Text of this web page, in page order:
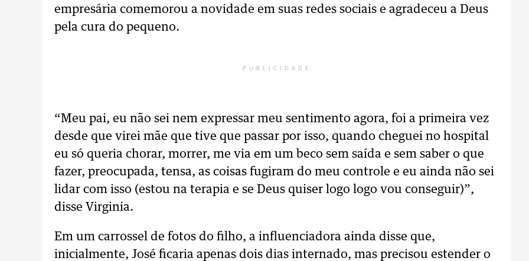
empresária comemorou a novidade em suas redes sociais e agradeceu a Deus
pela cura do pequeno.
PUBLICIDADE
“Meu pai, eu não sei nem expressar meu sentimento agora, foi a primeira vez
desde que virei mãe que tive que passar por isso, quando cheguei no hospital
eu só queria chorar, morrer, me via em um beco sem saída e sem saber o que
fazer, preocupada, tensa, as coisas fugiram do meu controle e eu ainda não sei
lidar com isso (estou na terapia e se Deus quiser logo logo vou conseguir)”,
disse Virginia.
Em um carrossel de fotos do filho, a influenciadora ainda disse que,
inicialmente, José ficaria apenas dois dias internado, mas precisou estender o